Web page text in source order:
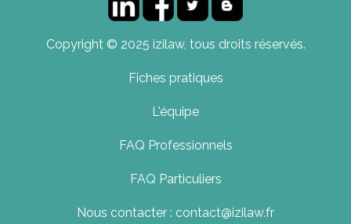
Copyright © 2025 izilaw, tous droits réservés.
Fiches pratiques
L'équipe
FAQ Professionnels
FAQ Particuliers
Nous contacter : contact@izilaw.fr